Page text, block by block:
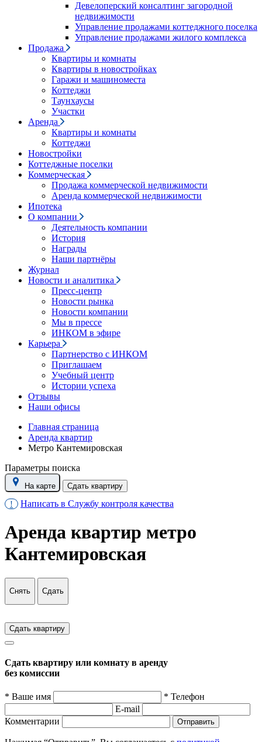
Девелоперский консалтинг загородной
недвижимости
Управление продажами коттеджного поселка
Управление продажами жилого комплекса
Продажа
Квартиры и комнаты
Квартиры в новостройках
Гаражи и машиноместа
Коттеджи
Таунхаусы
Участки
Аренда
Квартиры и комнаты
Коттеджи
Новостройки
Коттеджные поселки
Коммерческая
Продажа коммерческой недвижимости
Аренда коммерческой недвижимости
Ипотека
О компании
Деятельность компании
История
Награды
Наши партнёры
Журнал
Новости и аналитика
Пресс-центр
Новости рынка
Новости компании
Мы в прессе
ИНКОМ в эфире
Карьера
Партнерство с ИНКОМ
Приглашаем
Учебный центр
Истории успеха
Отзывы
Наши офисы
Главная страница
Аренда квартир
Метро Кантемировская
Параметры поиска
На карте Сдать квартиру
! Написать в Службу контроля качества
Аренда квартир метро
Кантемировская
Снять Сдать
Сдать квартиру
Сдать квартиру или комнату в аренду
без комиссии
* Ваше имя
* Телефон
E-mail
Комментарии
Отправить